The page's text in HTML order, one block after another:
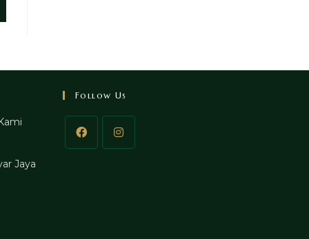
Jaya
Follow Us